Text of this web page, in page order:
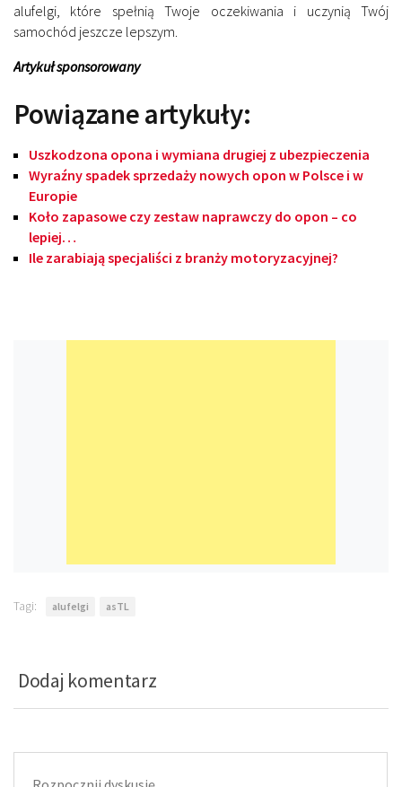
alufelgi, które spełnią Twoje oczekiwania i uczynią Twój
samochód jeszcze lepszym.
Artykuł sponsorowany
Powiązane artykuły:
Uszkodzona opona i wymiana drugiej z ubezpieczenia
Wyraźny spadek sprzedaży nowych opon w Polsce i w
Europie
Koło zapasowe czy zestaw naprawczy do opon – co
lepiej…
Ile zarabiają specjaliści z branży motoryzacyjnej?
Tagi: alufelgi asTL
Dodaj komentarz